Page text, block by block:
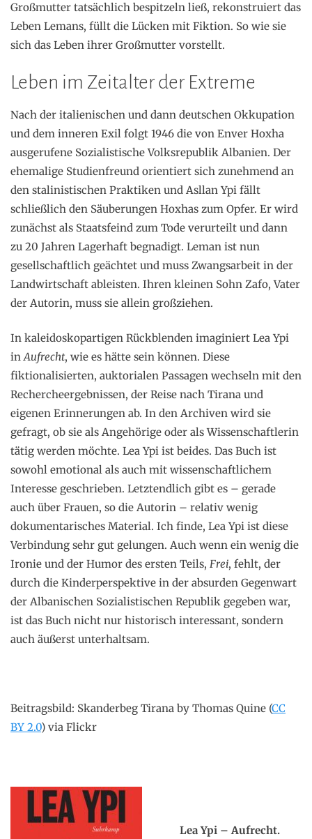
Großmutter tatsächlich bespitzeln ließ, rekonstruiert das
Leben Lemans, füllt die Lücken mit Fiktion. So wie sie
sich das Leben ihrer Großmutter vorstellt.
Leben im Zeitalter der Extreme
Nach der italienischen und dann deutschen Okkupation
und dem inneren Exil folgt 1946 die von Enver Hoxha
ausgerufene Sozialistische Volksrepublik Albanien. Der
ehemalige Studienfreund orientiert sich zunehmend an
den stalinistischen Praktiken und Asllan Ypi fällt
schließlich den Säuberungen Hoxhas zum Opfer. Er wird
zunächst als Staatsfeind zum Tode verurteilt und dann
zu 20 Jahren Lagerhaft begnadigt. Leman ist nun
gesellschaftlich geächtet und muss Zwangsarbeit in der
Landwirtschaft ableisten. Ihren kleinen Sohn Zafo, Vater
der Autorin, muss sie allein großziehen.
In kaleidoskopartigen Rückblenden imaginiert Lea Ypi
in Aufrecht, wie es hätte sein können. Diese
fiktionalisierten, auktorialen Passagen wechseln mit den
Rechercheergebnissen, der Reise nach Tirana und
eigenen Erinnerungen ab. In den Archiven wird sie
gefragt, ob sie als Angehörige oder als Wissenschaftlerin
tätig werden möchte. Lea Ypi ist beides. Das Buch ist
sowohl emotional als auch mit wissenschaftlichem
Interesse geschrieben. Letztendlich gibt es – gerade
auch über Frauen, so die Autorin – relativ wenig
dokumentarisches Material. Ich finde, Lea Ypi ist diese
Verbindung sehr gut gelungen. Auch wenn ein wenig die
Ironie und der Humor des ersten Teils, Frei, fehlt, der
durch die Kinderperspektive in der absurden Gegenwart
der Albanischen Sozialistischen Republik gegeben war,
ist das Buch nicht nur historisch interessant, sondern
auch äußerst unterhaltsam.
Beitragsbild: Skanderbeg Tirana by Thomas Quine (CC
BY 2.0) via Flickr
Lea Ypi – Aufrecht.